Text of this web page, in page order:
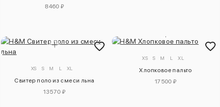
8460 ₽
XS S M L XL
Свитер поло из смеси льна
13570 ₽
XS S M L XL
Хлопковое пальто
17500 ₽